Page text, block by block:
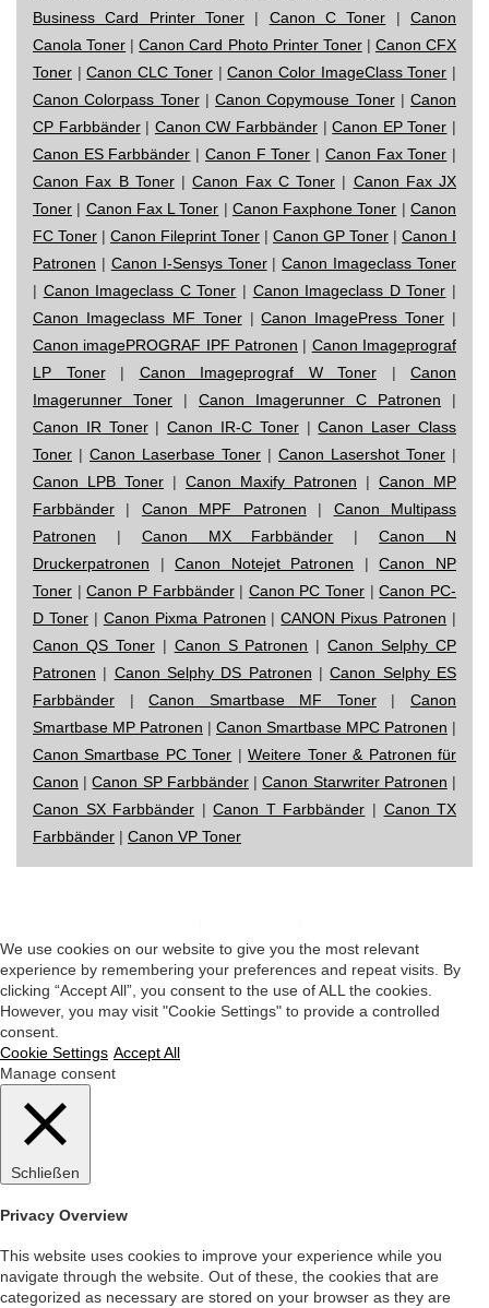
Business Card Printer Toner | Canon C Toner |Canon
Canola Toner |Canon Card Photo Printer Toner| Canon CFX
Toner |Canon CLC Toner|Canon Color ImageClass Toner |
Canon Colorpass Toner| Canon Copymouse Toner| Canon
CP Farbbänder| Canon CW Farbbänder |Canon EP Toner |
Canon ES Farbbänder | Canon F Toner | Canon Fax Toner |
Canon Fax B Toner|Canon Fax C Toner | Canon Fax JX
Toner | Canon Fax L Toner | Canon Faxphone Toner |Canon
FC Toner | Canon Fileprint Toner | Canon GP Toner | Canon I
Patronen | Canon I-Sensys Toner|Canon Imageclass Toner
| Canon Imageclass C Toner | Canon Imageclass D Toner |
Canon Imageclass MF Toner|Canon ImagePress Toner |
Canon imagePROGRAF IPF Patronen | Canon Imageprograf
LP Toner| Canon Imageprograf W Toner | Canon
Imagerunner Toner | Canon Imagerunner C Patronen |
Canon IR Toner|Canon IR-C Toner|Canon Laser Class
Toner | Canon Laserbase Toner | Canon Lasershot Toner |
Canon LPB Toner | Canon Maxify Patronen | Canon MP
Farbbänder | Canon MPF Patronen | Canon Multipass
Patronen | Canon MX Farbbänder |Canon N
Druckerpatronen |Canon Notejet Patronen |Canon NP
Toner |Canon P Farbbänder| Canon PC Toner |Canon PC-
D Toner| Canon Pixma Patronen |CANON Pixus Patronen |
Canon QS Toner| Canon S Patronen |Canon Selphy CP
Patronen | Canon Selphy DS Patronen |Canon Selphy ES
Farbbänder |Canon Smartbase MF Toner|Canon
Smartbase MP Patronen | Canon Smartbase MPC Patronen |
Canon Smartbase PC Toner |Weitere Toner & Patronen für
Canon |Canon SP Farbbänder|Canon Starwriter Patronen |
Canon SX Farbbänder |Canon T Farbbänder | Canon TX
Farbbänder | Canon VP Toner
We use cookies on our website to give you the most relevant
experience by remembering your preferences and repeat visits. By
clicking “Accept All”, you consent to the use of ALL the cookies.
However, you may visit "Cookie Settings" to provide a controlled
consent.
Cookie Settings Accept All
Manage consent
Schließen
Privacy Overview
This website uses cookies to improve your experience while you
navigate through the website. Out of these, the cookies that are
categorized as necessary are stored on your browser as they are